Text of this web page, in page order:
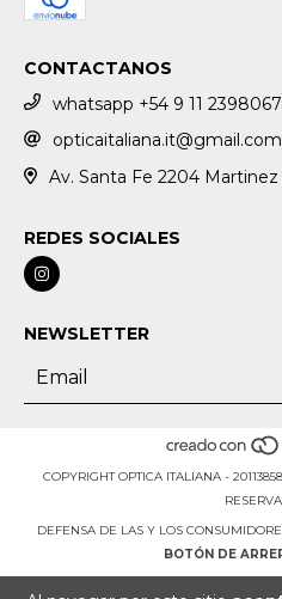
CONTACTANOS
whatsapp +54 9 11
opticaitaliana.it@gmail.com
Av. Santa Fe 2204
REDES SOCIALES
NEWSLETTER
COPYRIGHT OPTICA ITALIANA -
DEFENSA DE LAS Y LOS
BOTÓN DE